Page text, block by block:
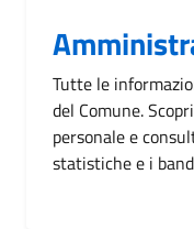
Tutte le
del Comune.
personale e
statistiche e i